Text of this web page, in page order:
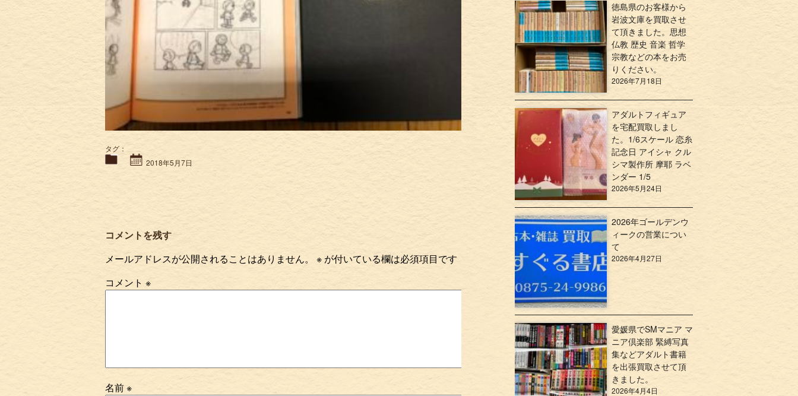
タグ：
2018年5月7日
コメントを残す
メールアドレスが公開されることはありません。
※ が付いている欄は必須項目です
コメント ※
名前※
徳島県のお客様から
岩波文庫を買取させ
て頂きました。思想
仏教 歴史 音楽 哲学
宗教などの本をお売
りください。
2026年7月18日
アダルトフィギュア
を宅配買取しまし
た。1/6スケール 恋糸
記念日 アイシャ クル
シマ製作所 摩耶 ラベ
ンダー 1/5
2026年5月24日
2026年ゴールデンウ
ィークの営業につい
て
2026年4月27日
愛媛県でSMマニア マ
ニア倶楽部 緊縛写真
集などアダルト書籍
を出張買取させて頂
きました。
2026年4月4日